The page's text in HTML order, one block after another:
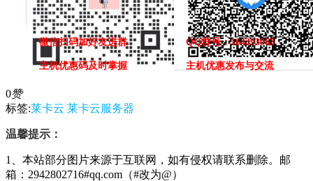
微信扫码加好友进群
主机优惠码及时掌握
QQ群号：164393063
主机优惠发布与交流
0赞
标签:莱卡云 莱卡云服务器
温馨提示：
1、本站部分图片来源于互联网，如有侵权请联系删除。邮
箱：2942802716#qq.com（#改为@）